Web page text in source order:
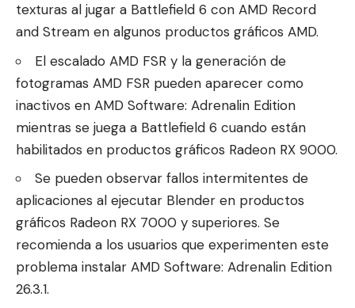
texturas al jugar a Battlefield 6 con AMD Record
and Stream en algunos productos gráficos AMD.
El escalado AMD FSR y la generación de
fotogramas AMD FSR pueden aparecer como
inactivos en AMD Software: Adrenalin Edition
mientras se juega a Battlefield 6 cuando están
habilitados en productos gráficos Radeon RX 9000.
Se pueden observar fallos intermitentes de
aplicaciones al ejecutar Blender en productos
gráficos Radeon RX 7000 y superiores. Se
recomienda a los usuarios que experimenten este
problema instalar AMD Software: Adrenalin Edition
26.3.1.